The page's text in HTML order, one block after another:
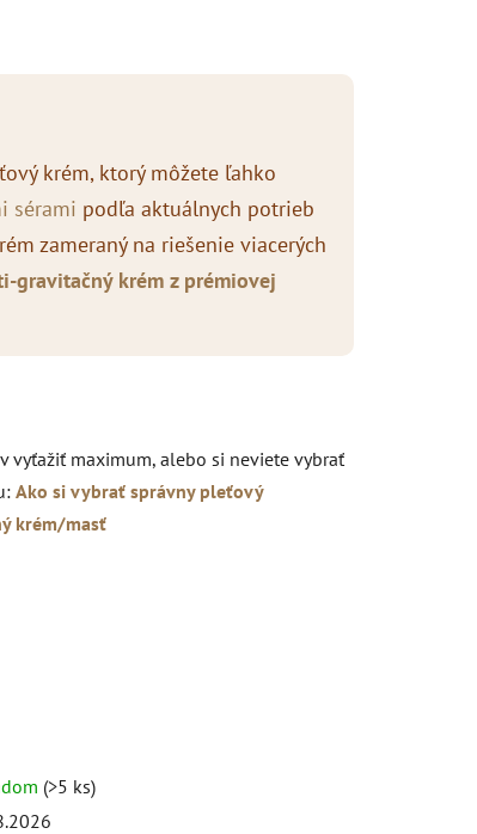
krém, ktorý môžete ľahko
sérami podľa aktuálnych potrieb
zameraný na riešenie viacerých
gravitačný krém z prémiovej
vyťažiť maximum, alebo si neviete vybrať
Ako si vybrať správny pleťový
krém/masť
(>5 ks)